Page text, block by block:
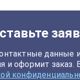
и оформит заказ.